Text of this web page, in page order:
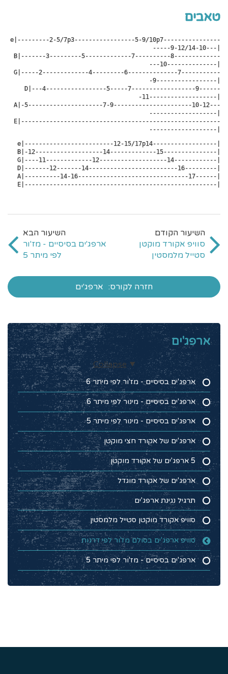
טאבים
e|---------2-5/7p3-----------------5-9/10p7----------------
-----9-12/14-10---|
---10--------------|
-9-----------------|
-11-------------------|
-------------------|
-------------------|
e|-------------------------12-15/17p14------------------|
E|------------------------------------------------------|
סוויפ אקורד מוקטן
סטייל מלמסטין
ארפג'ים בסיסיים - מז'ור
לפי מיתר 5
חזרה לקורס: ארפג'ים
ארפג'ים
Collapse
ארפג'ים בסיסיים - מז'ור לפי מיתר 6
ארפג'ים בסיסיים - מינור לפי מיתר 6
ארפג'ים בסיסיים - מינור לפי מיתר 5
ארפג'ים של אקורד חצי מוקטן
5 ארפג'ים של אקורד מוקטן
ארפג'ים של אקורד מוגדל
תרגיל נגינת ארפג'ים
סוויפ אקורד מוקטן סטייל מלמסטין
סוויפ ארפג'ים בסולם מז'ור לפי דרגות
ארפג'ים בסיסיים - מז'ור לפי מיתר 5